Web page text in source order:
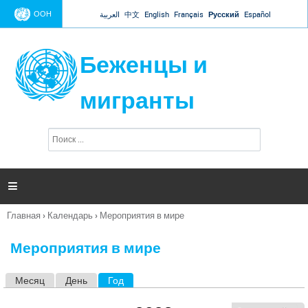
Jump to navigation
ООН العربية 中文 English Français Русский Español
Беженцы и
мигранты
п
и

Вы
Главная › Календарь › Мероприятия в мире
Мероприятия в мире
Месяц День Год